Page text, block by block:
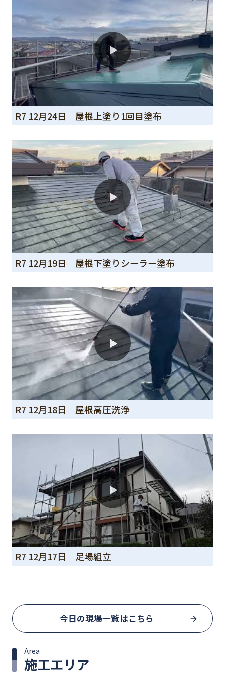
R7 12月24日 屋根上塗り1回目塗布
R7 12月19日 屋根下塗りシーラー塗布
R7 12月18日 屋根高圧洗浄
R7 12月17日 足場組立
今日の現場一覧はこちら
施工エリア
Area